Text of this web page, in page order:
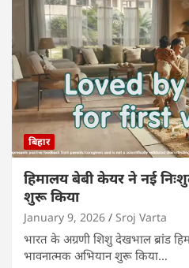
बिहार
हिमालय बेबी केयर ने नई
शुरू किया
January 9, 2026 Sroj Varta
भारत के अग्रणी शिशु देखभाल ब्रांड
भावनात्मक अभियान शुरू किया…